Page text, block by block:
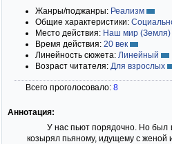
Жанры/поджанры: Реализм
Общие характеристики:
Место действия: Наш мир (Земля)
Время действия: 20 век
Линейность сюжета: Линейный
Возраст читателя: Для взрослых
Всего проголосовало: 8
Аннотация:
У нас пьют порядочно. Но был
козырял пьяному, идущему с женой